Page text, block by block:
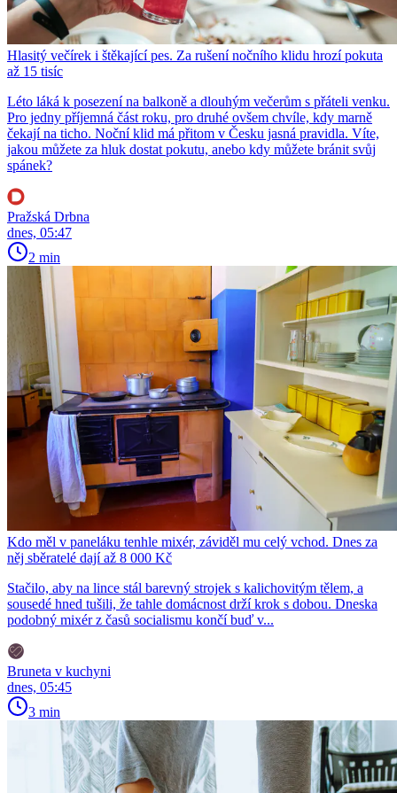
Hlasitý večírek i štěkající pes. Za rušení nočního klidu hrozí pokuta
až 15 tisíc
Léto láká k posezení na balkoně a dlouhým večerům s přáteli venku.
Pro jedny příjemná část roku, pro druhé ovšem chvíle, kdy marně
čekají na ticho. Noční klid má přitom v Česku jasná pravidla. Víte,
jakou můžete za hluk dostat pokutu, anebo kdy můžete bránit svůj
spánek?
Pražská Drbna
dnes, 05:47
2 min
Kdo měl v paneláku tenhle mixér, záviděl mu celý vchod. Dnes za
něj sběratelé dají až 8 000 Kč
Stačilo, aby na lince stál barevný strojek s kalichovitým tělem, a
sousedé hned tušili, že tahle domácnost drží krok s dobou. Dneska
podobný mixér z časů socialismu končí buď v...
Bruneta v kuchyni
dnes, 05:45
3 min